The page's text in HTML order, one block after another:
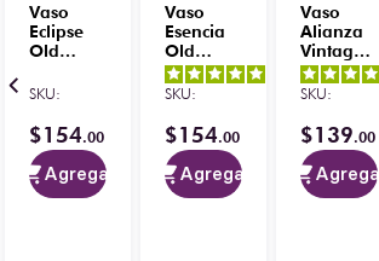
Vaso
Eclipse
Old
(2 x 280
SKU:
$154.00
Agregar
Vaso
Esencia
Old
Fashion
(2X 300
5/5-
opiniones
SKU:
$154.00
Agregar
Vaso
Alianza
Vintage
Hb 340
ml (2pz)
SKU:
$139.00
Agregar